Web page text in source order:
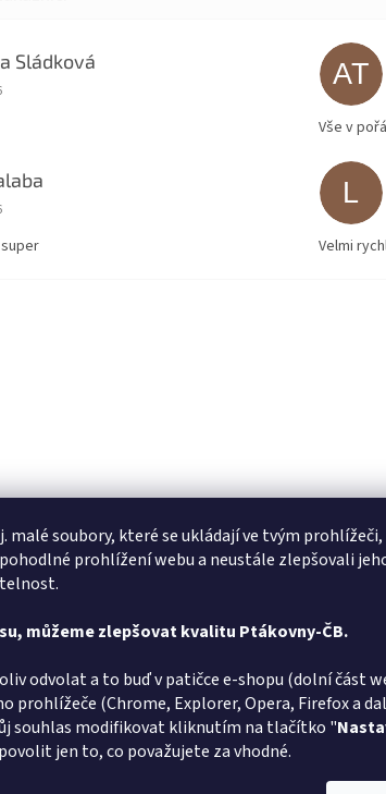
malé soubory, které se ukládají ve tvým prohlížeči,
prohlížení webu a neustále zlepšovali
můžeme zlepšovat kvalitu Ptákovny-ČB.
odvolat a to buď v patičce e-shopu (dolní část
prohlížeče (Chrome, Explorer, Opera, Firefox a
souhlas modifikovat kliknutím na tlačítko "
jen to, co považujete za vhodné.
Sládková
obchodu je 5 z 5 hvězdiček. AT
Vše v
obchodu je 5 z 5 hvězdiček. L
Velmi